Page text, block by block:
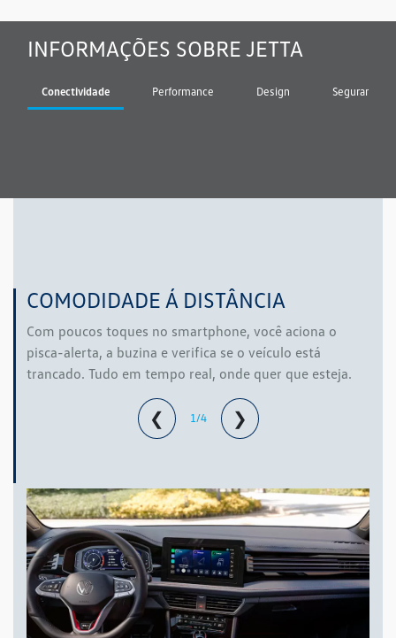
INFORMAÇÕES SOBRE JETTA
Conectividade Performance Design Segurança
COMODIDADE Á DISTÂNCIA
Com poucos toques no smartphone, você aciona o
pisca-alerta, a buzina e verifica se o veículo está
trancado. Tudo em tempo real, onde quer que esteja.
❮ 1/4 ❯